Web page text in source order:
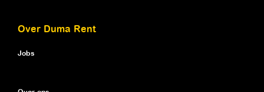
Over Duma Rent
Jobs